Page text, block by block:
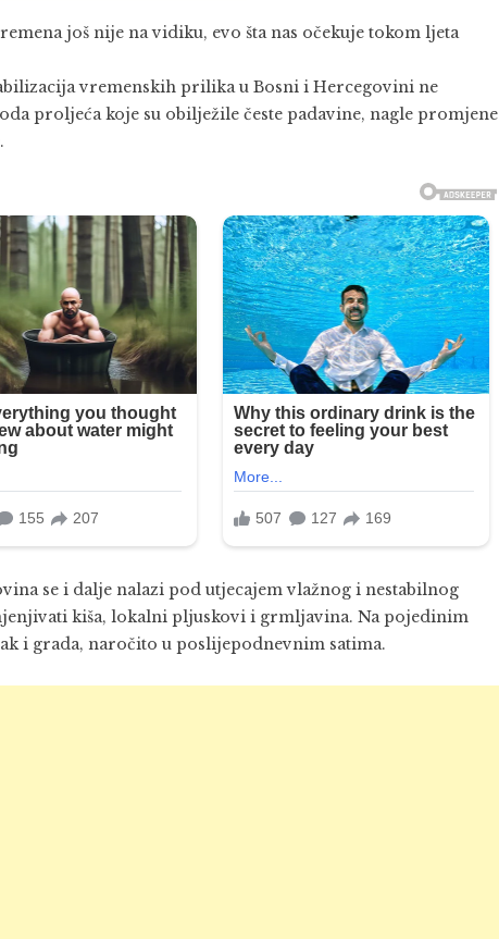
još nije na vidiku, evo šta nas očekuje tokom ljeta
vremenskih prilika u Bosni i Hercegovini ne
proljeća koje su obilježile česte padavine, nagle promjene
se i dalje nalazi pod utjecajem vlažnog i nestabilnog
kiša, lokalni pljuskovi i grmljavina. Na pojedinim
i grada, naročito u poslijepodnevnim satima.